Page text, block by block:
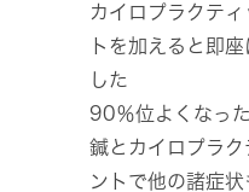
カイロプラクテ
トを加えると即
した
90％位よくなっ
鍼とカイロプラク
ントで他の諸症